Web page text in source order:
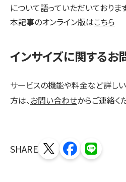
について語っていただいておりま
本記事のオンライン版はこちら
インサイズに関するお
サービスの機能や料金など詳し
方は、お問い合わせからご連絡く
SHARE